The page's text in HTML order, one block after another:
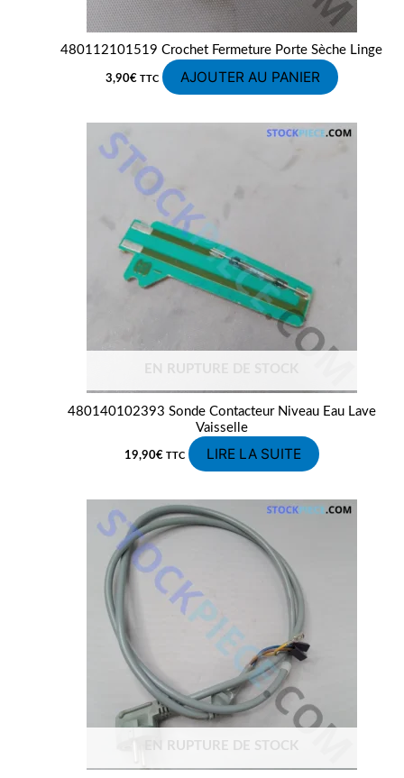
480112101519 Crochet Fermeture Porte Sèche Linge
3,90€ TTC AJOUTER AU PANIER
EN RUPTURE DE STOCK
480140102393 Sonde Contacteur Niveau Eau Lave
Vaisselle
19,90€ TTC LIRE LA SUITE
EN RUPTURE DE STOCK